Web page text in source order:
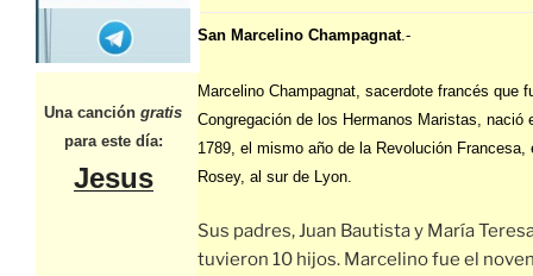
Una canción gratis
para este día:
Jesus
San Marcelino Champagnat.-
Marcelino Champagnat, sacerdote francés que
Congregación de los Hermanos Maristas, nació
1789, el mismo año de la Revolución Francesa,
Rosey, al sur de Lyon.
Sus padres, Juan Bautista y María
tuvieron 10 hijos. Marcelino fue el